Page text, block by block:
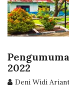
2022
Deni Widi